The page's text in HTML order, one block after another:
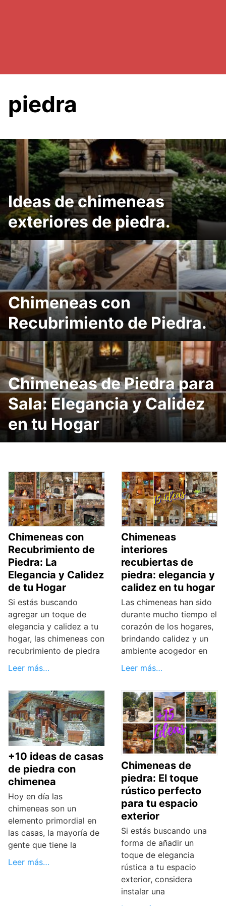
piedra
Ideas de chimeneas
exteriores de piedra.
Chimeneas con
Recubrimiento de Piedra.
Chimeneas de Piedra para
Sala: Elegancia y Calidez
en tu Hogar
Chimeneas con
Recubrimiento de
Piedra: La
Elegancia y Calidez
de tu Hogar
Si estás buscando
agregar un toque de
elegancia y calidez a tu
hogar, las chimeneas con
recubrimiento de piedra
Leer más…
Chimeneas
interiores
recubiertas de
piedra: elegancia y
calidez en tu hogar
Las chimeneas han sido
durante mucho tiempo el
corazón de los hogares,
brindando calidez y un
ambiente acogedor en
Leer más…
+10 ideas de casas
de piedra con
chimenea
Hoy en día las
chimeneas son un
elemento primordial en
las casas, la mayoría de
gente que tiene la
Leer más…
Chimeneas de
piedra: El toque
rústico perfecto
para tu espacio
exterior
Si estás buscando una
forma de añadir un
toque de elegancia
rústica a tu espacio
exterior, considera
instalar una